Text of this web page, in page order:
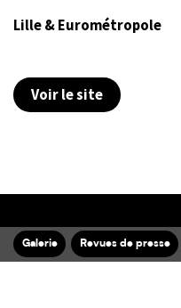
Lille & Eurométropole
Voir le site
Galerie Revues de presse